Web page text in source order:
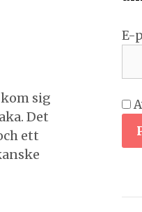
sig
Det
ett
E-